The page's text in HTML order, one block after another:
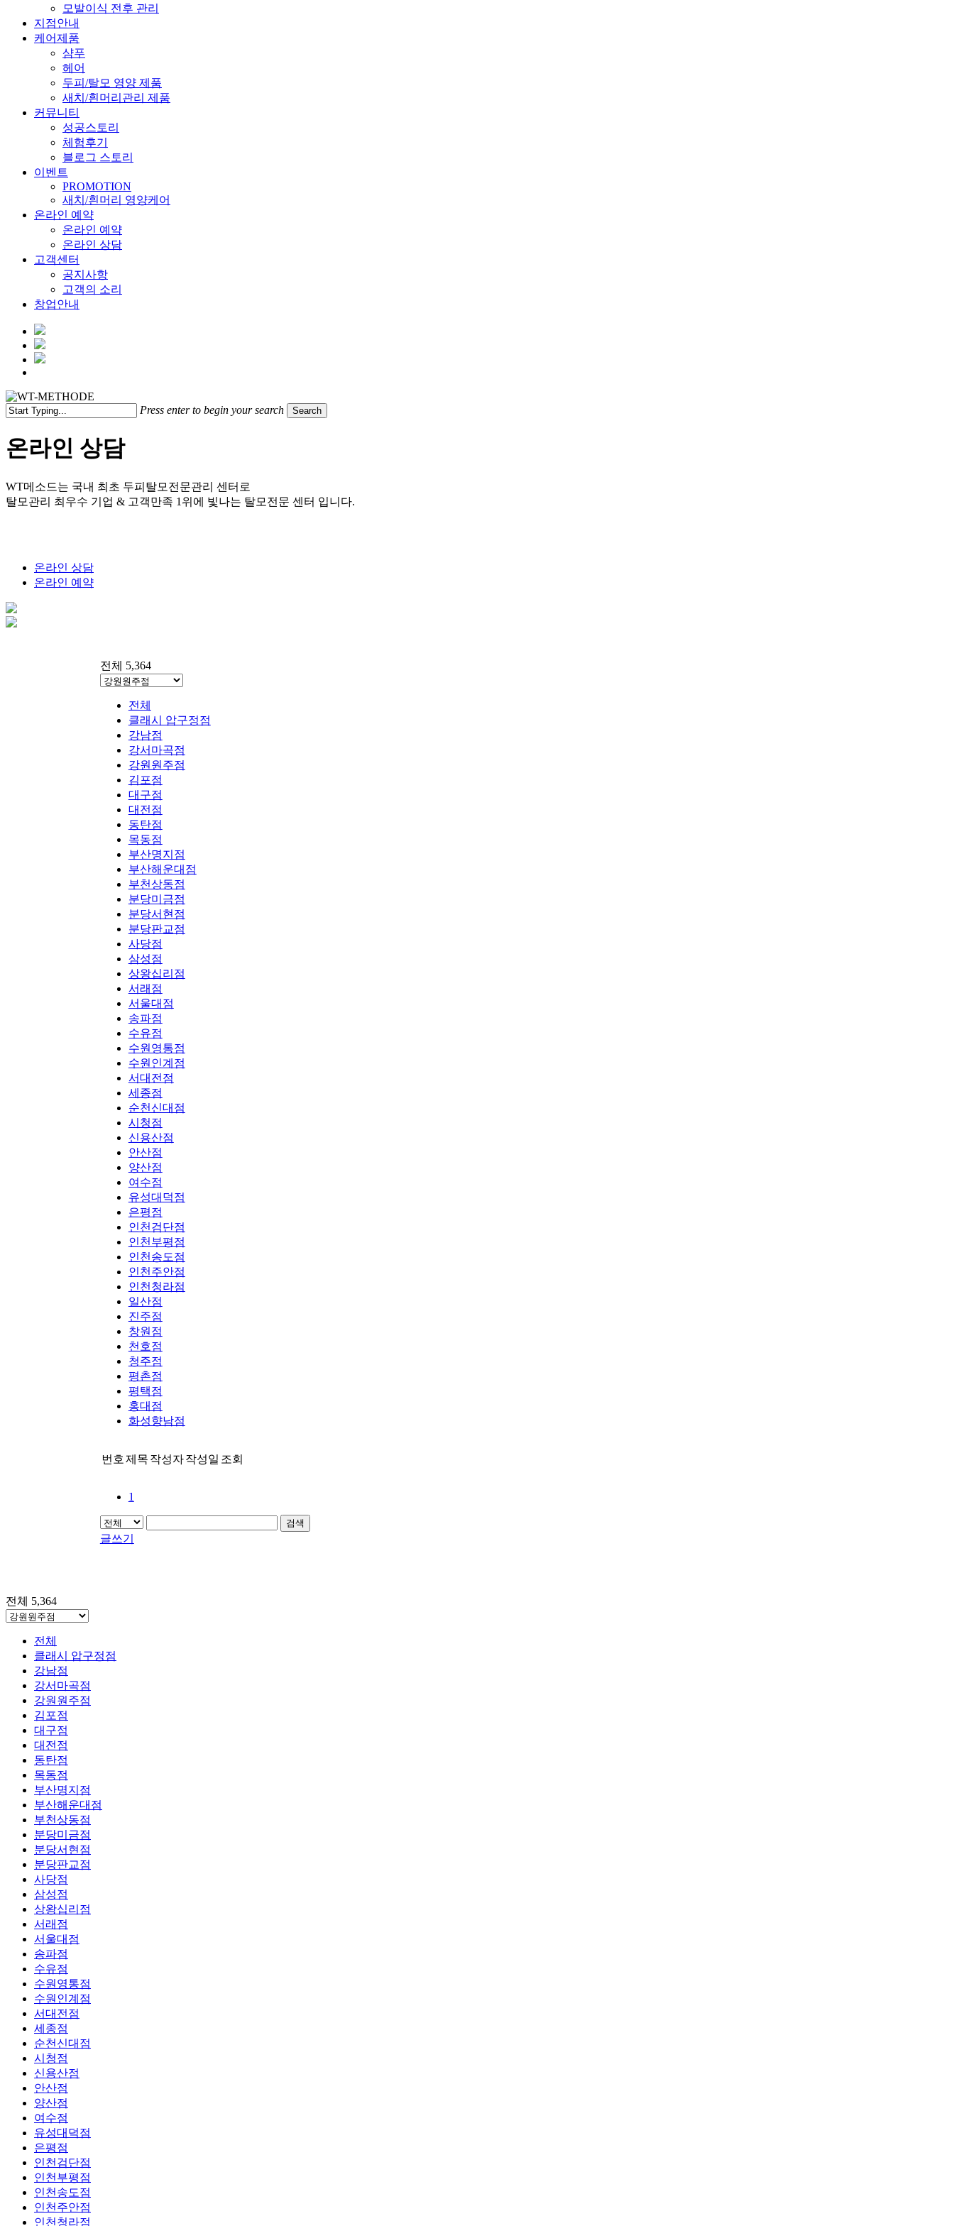
모발이식 전후 관리
지점안내
케어제품
샴푸
헤어
두피/탈모 영양 제품
새치/흰머리관리 제품
커뮤니티
성공스토리
체험후기
블로그 스토리
이벤트
PROMOTION
새치/흰머리 영양케어
온라인 예약
온라인 예약
온라인 상담
고객센터
공지사항
고객의 소리
창업안내
Press enter to begin your search Search
Search
온라인 상담
WT메소드는 국내 최초 두피탈모전문관리 센터로
탈모관리 최우수 기업 & 고객만족 1위에 빛나는 탈모전문 센터 입니다.
온라인 상담
온라인 예약
전체 5,364
전체
클래시 압구정점
강남점
강서마곡점
강원원주점
김포점
대구점
대전점
동탄점
목동점
부산명지점
부산해운대점
부천상동점
분당미금점
분당서현점
분당판교점
사당점
삼성점
상왕십리점
서래점
서울대점
송파점
수유점
수원영통점
수원인계점
서대전점
세종점
순천신대점
시청점
신용산점
안산점
양산점
여수점
유성대덕점
은평점
인천검단점
인천부평점
인천송도점
인천주안점
인천청라점
일산점
진주점
창원점
천호점
청주점
평촌점
평택점
홍대점
화성향남점
번호 제목 작성자작성일 조회
1
검색
글쓰기
전체 5,364
전체
클래시 압구정점
강남점
강서마곡점
강원원주점
김포점
대구점
대전점
동탄점
목동점
부산명지점
부산해운대점
부천상동점
분당미금점
분당서현점
분당판교점
사당점
삼성점
상왕십리점
서래점
서울대점
송파점
수유점
수원영통점
수원인계점
서대전점
세종점
순천신대점
시청점
신용산점
안산점
양산점
여수점
유성대덕점
은평점
인천검단점
인천부평점
인천송도점
인천주안점
인천청라점